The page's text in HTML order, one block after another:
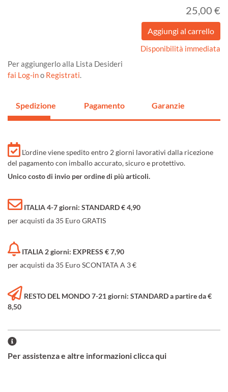
25,00 €
Disponibilità immediata
Per aggiungerlo alla Lista Desideri
fai Log-ino Registrati.
Spedizione Pagamento Garanzie
L'ordine viene spedito entro 2 giorni lavorativi dalla ricezione
del pagamento con imballo accurato, sicuro e protettivo.
Unico costo di invio per ordine di più articoli.
ITALIA 4-7 giorni: STANDARD € 4,90
per acquisti da 35 Euro GRATIS
ITALIA 2 giorni: EXPRESS € 7,90
per acquisti da 35 Euro SCONTATA A 3 €
RESTO DEL MONDO 7-21 giorni: STANDARD a partire da €
8,50
Per assistenza e altre informazioni clicca qui